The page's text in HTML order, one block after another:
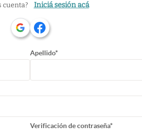
cuenta? Iniciá sesión acá
Apellido*
Verificación de contraseña*